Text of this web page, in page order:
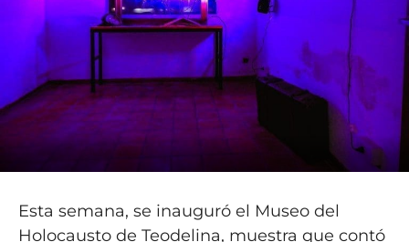
Esta semana, se inauguró el Museo del
Holocausto de Teodelina, muestra que contó